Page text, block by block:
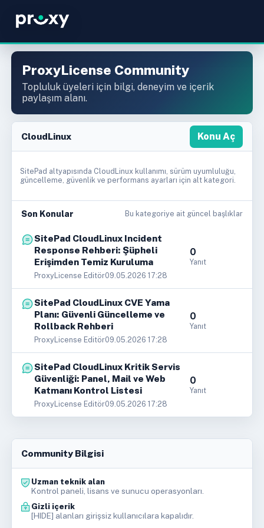
ProxyLicense Community
Topluluk üyeleri için bilgi, deneyim ve içerik
paylaşım alanı.
CloudLinux Konu Aç
SitePad altyapısında CloudLinux kullanımı, sürüm uyumluluğu,
güncelleme, güvenlik ve performans ayarları için alt kategori.
Son Konular Bu kategoriye ait güncel başlıklar
SitePad CloudLinux Incident
Response Rehberi: Şüpheli
Erişimden Temiz Kuruluma
ProxyLicense Editör09.05.2026 17:28
0
Yanıt
SitePad CloudLinux CVE Yama
Planı: Güvenli Güncelleme ve
Rollback Rehberi
ProxyLicense Editör09.05.2026 17:28
0
Yanıt
SitePad CloudLinux Kritik Servis
Güvenliği: Panel, Mail ve Web
Katmanı Kontrol Listesi
ProxyLicense Editör09.05.2026 17:28
0
Yanıt
Community Bilgisi
Uzman teknik alan
Kontrol paneli, lisans ve sunucu operasyonları.
Gizli içerik
[HIDE] alanları girişsiz kullanıcılara kapalıdır.